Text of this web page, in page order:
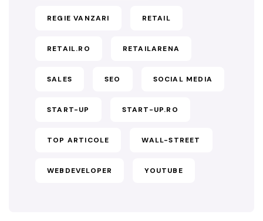
REGIE VANZARI RETAIL
RETAIL.RO RETAILARENA
SALES SEO SOCIAL MEDIA
START-UP START-UP.RO
TOP ARTICOLE WALL-STREET
WEBDEVELOPER YOUTUBE